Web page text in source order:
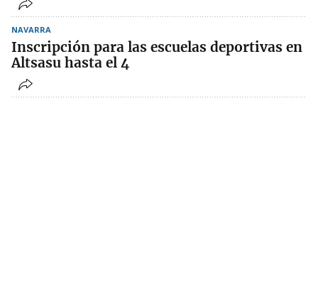
NAVARRA
Inscripción para las escuelas deportivas en
Altsasu hasta el 4